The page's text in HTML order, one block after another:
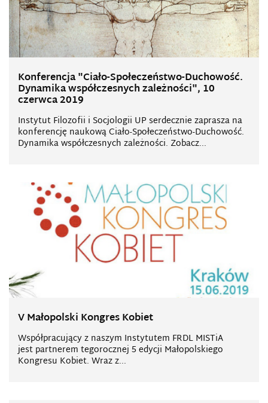
Konferencja "Ciało-Społeczeństwo-Duchowość.
Dynamika współczesnych zależności", 10
czerwca 2019
Instytut Filozofii i Socjologii UP serdecznie zaprasza na
konferencję naukową Ciało-Społeczeństwo-Duchowość.
Dynamika współczesnych zależności. Zobacz...
V Małopolski Kongres Kobiet
Współpracujący z naszym Instytutem FRDL MISTiA
jest partnerem tegorocznej 5 edycji Małopolskiego
Kongresu Kobiet. Wraz z...